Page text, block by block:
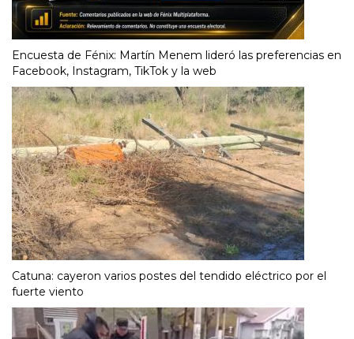
Encuesta de Fénix: Martín Menem lideró las preferencias en
Facebook, Instagram, TikTok y la web
Catuna: cayeron varios postes del tendido eléctrico por el
fuerte viento